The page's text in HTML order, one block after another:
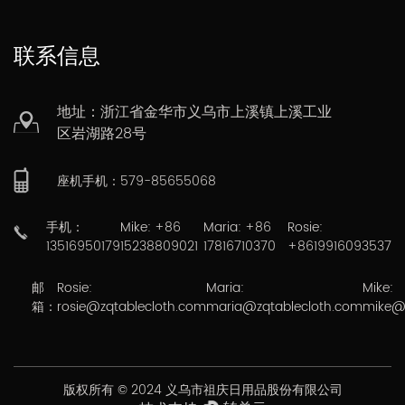
联系信息
地址：浙江省金华市义乌市上溪镇上溪工业
区岩湖路28号
座机手机：579-85655068
手机：
13516950179
Mike: +86
15238809021
Maria: +86
17816710370
Rosie:
+8619916093537
邮
箱：
Rosie:
rosie@zqtablecloth.com
Maria:
maria@zqtablecloth.com
Mike:
版权所有 © 2024 义乌市祖庆日用品股份有限公司